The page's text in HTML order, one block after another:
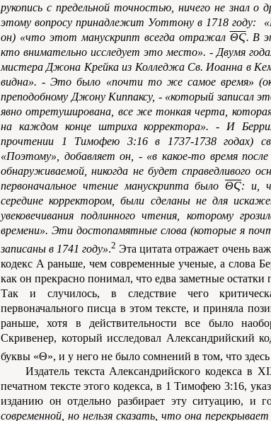
рукопись с предельной точностью, ничего не знал
этому вопросу принадлежит Уоттону в 1718 году:
он) «что этот манускрипт всегда отражал ΘϚ. В
кто внимательно исследует это место». - Двумя
мистера Джона Крейка из Колледжа Св. Иоанна в
видна». - Это было «почти то же самое время»
преподобному Джону Киппаксу, - «который записал
явно отретуширована, все же тонкая черта,
на каждом конце штриха корректора». - И
прочтении 1 Тимофею 3:16 в 1737-1738 годах)
«Поэтому», добавляет он, - «в какое-то время
обнаруживаемой, никогда не будет справедливого
первоначальное чтение манускрипта было ΘϚ: и,
середине корректором, были сделаны не для
увековечивания подлинного чтения, которому
времени». Эти достопамятные слова (которые я
записаны в 1741 году».2 Эта цитата отражает очень
кодекс A раньше, чем современные ученые, а слова
как он прекрасно понимал, что едва заметные
Так и случилось, в следствие чего
первоначального писца в этом тексте, и приняла
раньше, хотя в действительности все было
Скривенер, который исследовал Александрийский
буквы «Θ», и у него не было сомнений в том, что
Издатель текста Александрийского кодекса
печатном тексте этого кодекса, в 1 Тимофею 3:16,
изданию он отдельно разбирает эту ситуацию, и
современной, но нельзя сказать, что она